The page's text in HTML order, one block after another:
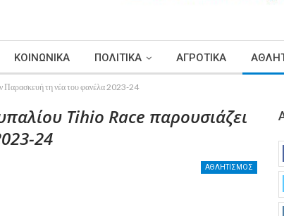
ΚΟΙΝΩΝΙΚΑ ΠΟΛΙΤΙΚΑ ΑΓΡΟΤΙΚΑ
Παρασκευή τη νέα του φανέλα 2023-24
Tihio Race παρουσιάζει
24
ΑΘΛΗΤΙΣΜΟΣ